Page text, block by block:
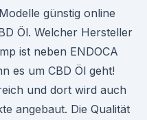
günstig online
Öl. Welcher Hersteller
ist neben ENDOCA
es um CBD Öl geht!
und dort wird auch
angebaut. Die Qualität